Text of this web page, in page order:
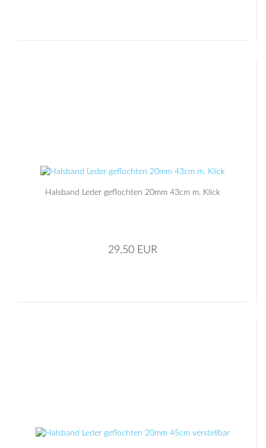
Halsband Leder geflochten 20mm 43cm m. Klick
29,50 EUR